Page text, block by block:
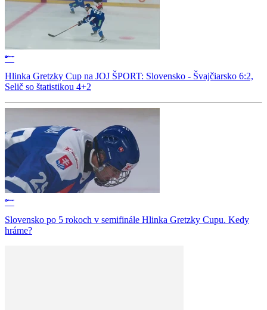
Hlinka Gretzky Cup na JOJ ŠPORT: Slovensko - Švajčiarsko 6:2,
Selič so štatistikou 4+2
Slovensko po 5 rokoch v semifinále Hlinka Gretzky Cupu. Kedy
hráme?